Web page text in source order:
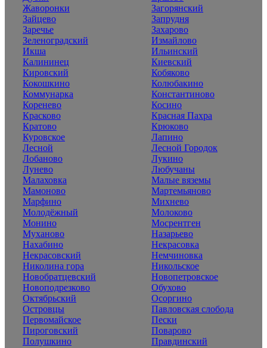
Жаворонки
Загорянский
Зайцево
Запрудня
Заречье
Захарово
Зеленоградский
Измайлово
Икша
Ильинский
Калининец
Киевский
Кировский
Кобяково
Кокошкино
Колюбакино
Коммунарка
Константиново
Коренево
Косино
Красково
Красная Пахра
Кратово
Крюково
Куровское
Лапино
Лесной
Лесной Городок
Лобаново
Лукино
Лунево
Любучаны
Малаховка
Малые вяземы
Мамоново
Мартемьяново
Марфино
Михнево
Молодёжный
Молоково
Монино
Мосрентген
Муханово
Назарьево
Нахабино
Некрасовка
Некрасовский
Немчиновка
Николина гора
Никольское
Новобратцевский
Новопетровское
Новоподрезково
Обухово
Октябрьский
Осоргино
Островцы
Павловская слобода
Первомайское
Пески
Пироговский
Поварово
Полушкино
Правдинский